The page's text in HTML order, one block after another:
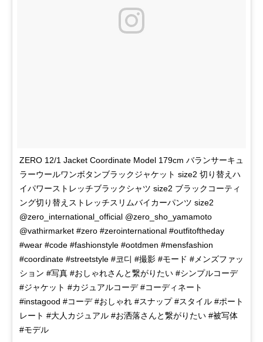
ZERO 12/1 Jacket Coordinate Model 179cm バランサーキュ
ラーウールワンボタンブラックジャケット size2 切り替えハ
イパワーストレッチブラックシャツ size2 ブラックコーティ
ング切り替えストレッチスリムバイカーパンツ size2
@zero_international_official @zero_sho_yamamoto
@vathirmarket #zero #zerointernational #outfitoftheday
#wear #code #fashionstyle #ootdmen #mensfashion
#coordinate #streetstyle #코디 #撮影 #モード #メンズファッ
ション #写真 #おしゃれさんと繋がりたい #シンプルコーデ
#ジャケット #カジュアルコーデ #コーディネート
#instagood #コーデ #おしゃれ #スナップ #スタイル #ポート
レート #大人カジュアル #お洒落さんと繋がりたい #被写体
#モデル